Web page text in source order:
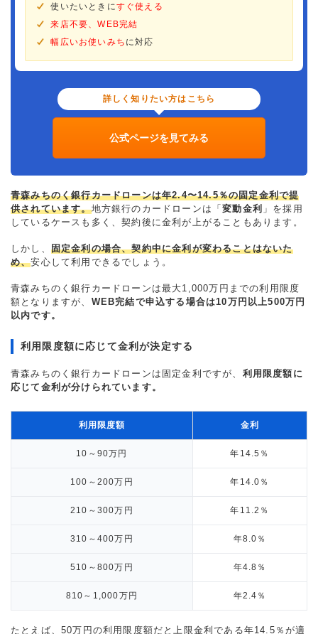
使いたいときにすぐ使える
来店不要、WEB完結
幅広いお使いみち に対応
詳しく知りたい方はこちら
公式ページを見てみる
青森みちのく銀行カードローンは年2.4〜14.5％の固定金利で提
供されています。地方銀行のカードローンは「変動金利 」を採用
しているケースも多く、契約後に金利が上がることもあります。
しかし、 固定金利の場合、契約中に金利が変わることはないた
め、安心して利用できるでしょう。
青森みちのく銀行カードローンは最大1,000万円までの利用限度
額となりますが、 WEB完結で申込する場合は10万円以上500万円
以内です。
利用限度額に応じて金利が決定する
青森みちのく銀行カードローンは固定金利ですが、 利用限度額に
応じて金利が分けられています。
利用限度額 金利
10～90万円 年14.5％
100～200万円 年14.0％
210～300万円 年11.2％
310～400万円 年8.0％
510～800万円 年4.8％
810～1,000万円 年2.4％
たとえば、50万円の利用限度額だと上限金利である年14.5％が適